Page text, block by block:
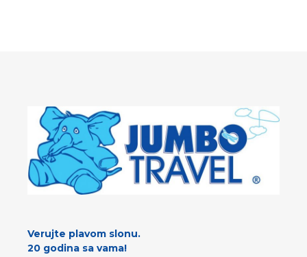
Verujte plavom slonu.
20 godina sa vama!